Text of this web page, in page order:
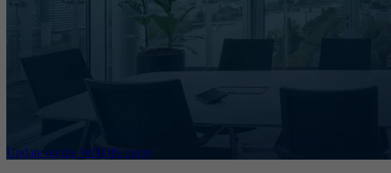
Update on the WHOIS query